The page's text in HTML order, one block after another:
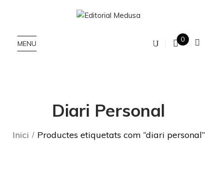
MENU 0
Diari Personal
Inici Productes etiquetats com “diari personal”